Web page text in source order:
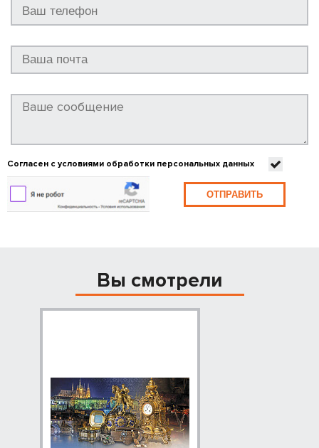
Согласен с условиями обработки персональных данных
ОТПРАВИТЬ
Вы смотрели